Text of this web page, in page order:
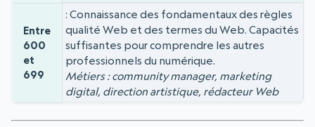
Entre
600
et
699
Connaissance des fondamentaux des règles
qualité Web et des termes du Web. Capacités
suffisantes pour comprendre les autres
professionnels du numérique.
Métiers : community manager, marketing
digital, direction artistique, rédacteur Web